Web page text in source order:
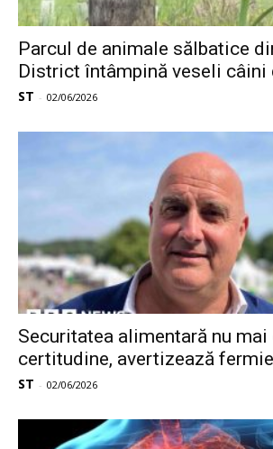
Parcul de animale sălbatice
District întâmpină veseli câini
ST - 02/06/2026
Securitatea alimentară nu mai
certitudine, avertizează
ST - 02/06/2026